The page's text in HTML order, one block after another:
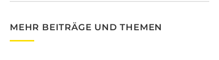
MEHR BEITRÄGE UND THEMEN